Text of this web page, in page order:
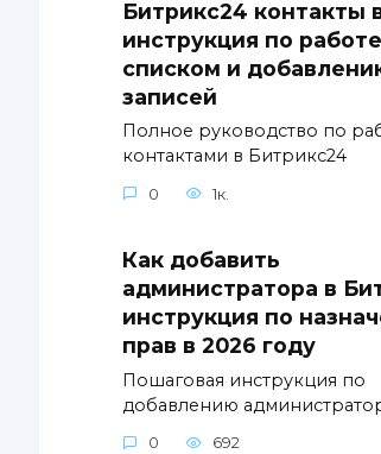
Битрикс24 контакты
инструкция по
списком и
записей
Полное руководство по
контактами в Битрикс24
0 1к.
Как добавить
администратора в
инструкция по
прав в 2026 году
Пошаговая инструкция по
добавлению
0 692